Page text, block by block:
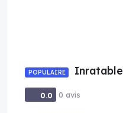
POPULAIRE Inratable
0.0 0 avis